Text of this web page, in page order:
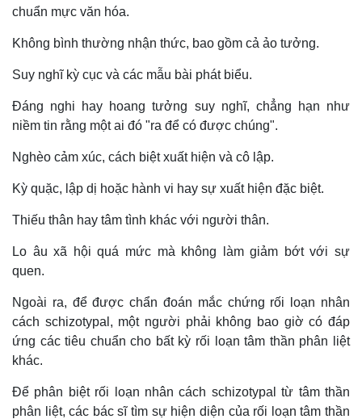
chuẩn mực văn hóa.
Không bình thường nhận thức, bao gồm cả ảo tưởng.
Suy nghĩ kỳ cục và các mẫu bài phát biểu.
Đáng nghi hay hoang tưởng suy nghĩ, chẳng hạn như
niềm tin rằng một ai đó "ra để có được chúng".
Nghèo cảm xúc, cách biệt xuất hiện và cô lập.
Kỳ quặc, lập dị hoặc hành vi hay sự xuất hiện đặc biệt.
Thiếu thân hay tâm tình khác với người thân.
Lo âu xã hội quá mức mà không làm giảm bớt với sự
quen.
Ngoài ra, để được chẩn đoán mắc chứng rối loạn nhân
cách schizotypal, một người phải không bao giờ có đáp
ứng các tiêu chuẩn cho bất kỳ rối loạn tâm thần phân liệt
khác.
Để phân biệt rối loạn nhân cách schizotypal từ tâm thần
phân liệt, các bác sĩ tìm sự hiện diện của rối loạn tâm thần